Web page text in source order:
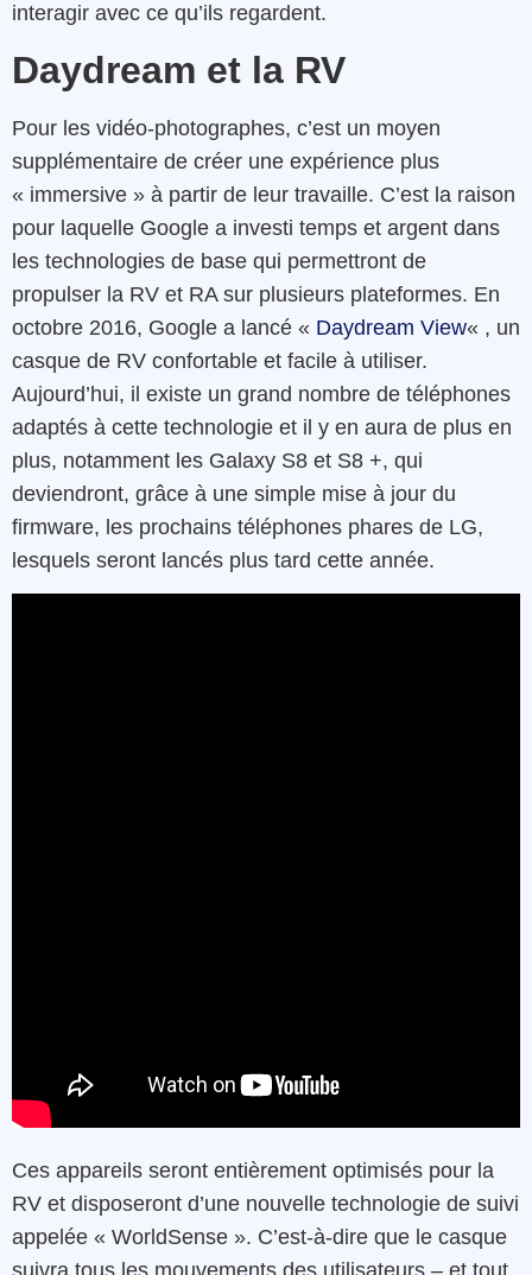
interagir avec ce qu’ils regardent.
Daydream et la RV
Pour les vidéo-photographes, c’est un moyen
supplémentaire de créer une expérience plus
« immersive » à partir de leur travaille. C’est la raison
pour laquelle Google a investi temps et argent dans
les technologies de base qui permettront de
propulser la RV et RA sur plusieurs plateformes. En
octobre 2016, Google a lancé « Daydream View« , un
casque de RV confortable et facile à utiliser.
Aujourd’hui, il existe un grand nombre de téléphones
adaptés à cette technologie et il y en aura de plus en
plus, notamment les Galaxy S8 et S8 +, qui
deviendront, grâce à une simple mise à jour du
firmware, les prochains téléphones phares de LG,
lesquels seront lancés plus tard cette année.
Ces appareils seront entièrement optimisés pour la
RV et disposeront d’une nouvelle technologie de suivi
appelée « WorldSense ». C’est-à-dire que le casque